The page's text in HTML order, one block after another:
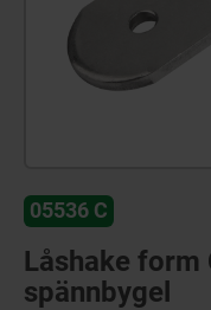
05536 C
Låshake form
spännbygel